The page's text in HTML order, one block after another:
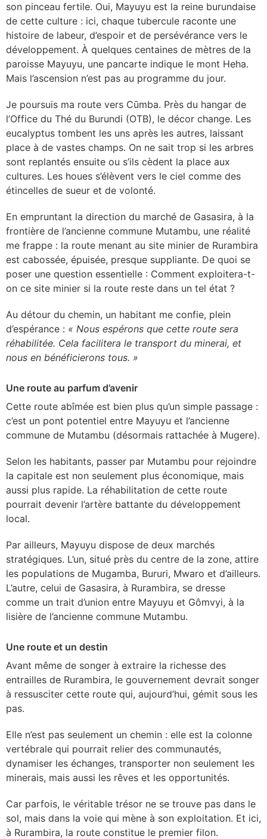
son pinceau fertile. Oui, Mayuyu est la reine burundaise
de cette culture : ici, chaque tubercule raconte une
histoire de labeur, d’espoir et de persévérance vers le
développement. À quelques centaines de mètres de la
paroisse Mayuyu, une pancarte indique le mont Heha.
Mais l’ascension n’est pas au programme du jour.
Je poursuis ma route vers Cūmba. Près du hangar de
l’Office du Thé du Burundi (OTB), le décor change. Les
eucalyptus tombent les uns après les autres, laissant
place à de vastes champs. On ne sait trop si les arbres
sont replantés ensuite ou s’ils cèdent la place aux
cultures. Les houes s’élèvent vers le ciel comme des
étincelles de sueur et de volonté.
En empruntant la direction du marché de Gasasira, à la
frontière de l’ancienne commune Mutambu, une réalité
me frappe : la route menant au site minier de Rurambira
est cabossée, épuisée, presque suppliante. De quoi se
poser une question essentielle : Comment exploitera-t-
on ce site minier si la route reste dans un tel état ?
Au détour du chemin, un habitant me confie, plein
d’espérance : « Nous espérons que cette route sera
réhabilitée. Cela facilitera le transport du minerai, et
nous en bénéficierons tous. »
Une route au parfum d’avenir
Cette route abîmée est bien plus qu’un simple passage :
c’est un pont potentiel entre Mayuyu et l’ancienne
commune de Mutambu (désormais rattachée à Mugere).
Selon les habitants, passer par Mutambu pour rejoindre
la capitale est non seulement plus économique, mais
aussi plus rapide. La réhabilitation de cette route
pourrait devenir l’artère battante du développement
local.
Par ailleurs, Mayuyu dispose de deux marchés
stratégiques. L’un, situé près du centre de la zone, attire
les populations de Mugamba, Bururi, Mwaro et d’ailleurs.
L’autre, celui de Gasasira, à Rurambira, se dresse
comme un trait d’union entre Mayuyu et Gômvyi, à la
lisière de l’ancienne commune Mutambu.
Une route et un destin
Avant même de songer à extraire la richesse des
entrailles de Rurambira, le gouvernement devrait songer
à ressusciter cette route qui, aujourd’hui, gémit sous les
pas.
Elle n’est pas seulement un chemin : elle est la colonne
vertébrale qui pourrait relier des communautés,
dynamiser les échanges, transporter non seulement les
minerais, mais aussi les rêves et les opportunités.
Car parfois, le véritable trésor ne se trouve pas dans le
sol, mais dans la voie qui mène à son exploitation. Et ici,
à Rurambira, la route constitue le premier filon.